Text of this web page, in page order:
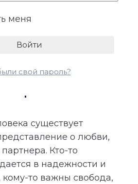
существует
о любви,
Кто-то
в надежности и
кому-то важны свобода,
меня
свой пароль?